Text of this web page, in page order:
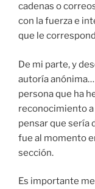
cadenas o
con la fuerza e
que le
De mi parte, y
autoría
persona que ha
reconocimiento
pensar que sería
fue al momento
sección.
Es importante